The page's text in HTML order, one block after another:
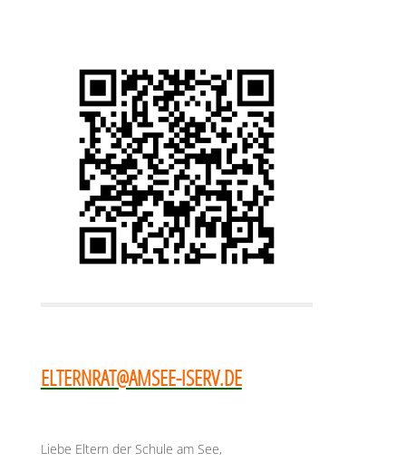
ELTERNRAT@AMSEE-ISERV.DE
Liebe Eltern der Schule am See,